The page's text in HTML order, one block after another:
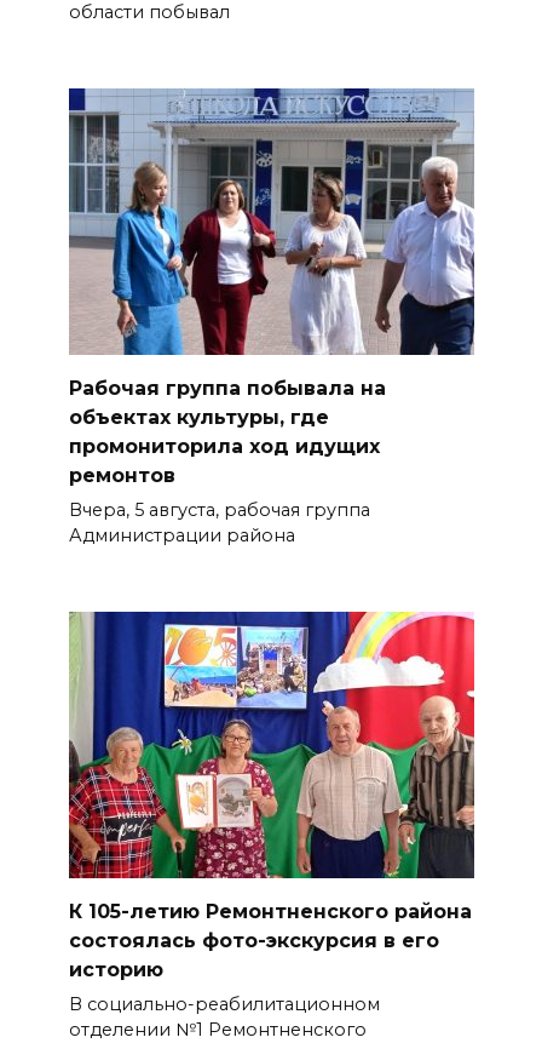
области побывал
Рабочая группа побывала на
объектах культуры, где
промониторила ход идущих
ремонтов
Вчера, 5 августа, рабочая группа
Администрации района
К 105-летию Ремонтненского района
состоялась фото-экскурсия в его
историю
В социально-реабилитационном
отделении №1 Ремонтненского